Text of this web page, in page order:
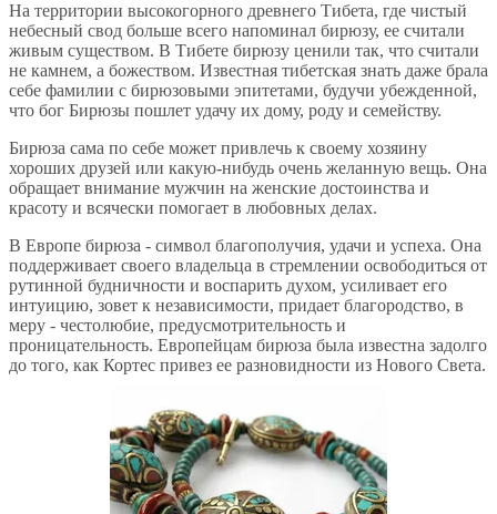
На территории высокогорного древнего Тибета, где чистый
небесный свод больше всего напоминал бирюзу, ее считали
живым существом. В Тибете бирюзу ценили так, что считали
не камнем, а божеством. Известная тибетская знать даже брала
себе фамилии с бирюзовыми эпитетами, будучи убежденной,
что бог Бирюзы пошлет удачу их дому, роду и семейству.
Бирюза сама по себе может привлечь к своему хозяину
хороших друзей или какую-нибудь очень желанную вещь. Она
обращает внимание мужчин на женские достоинства и
красоту и всячески помогает в любовных делах.
В Европе бирюза - символ благополучия, удачи и успеха. Она
поддерживает своего владельца в стремлении освободиться от
рутинной будничности и воспарить духом, усиливает его
интуицию, зовет к независимости, придает благородство, в
меру - честолюбие, предусмотрительность и
проницательность. Европейцам бирюза была известна задолго
до того, как Кортес привез ее разновидности из Нового Света.